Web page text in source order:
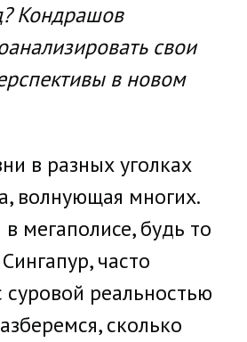
Кондрашов
свои
в новом
в разных уголках
волнующая многих.
мегаполисе, будь то
часто
суровой реальностью
сколько